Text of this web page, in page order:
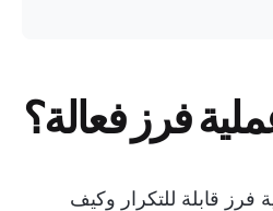
فرز فعالة؟
فرز قابلة للتكرار وكيف